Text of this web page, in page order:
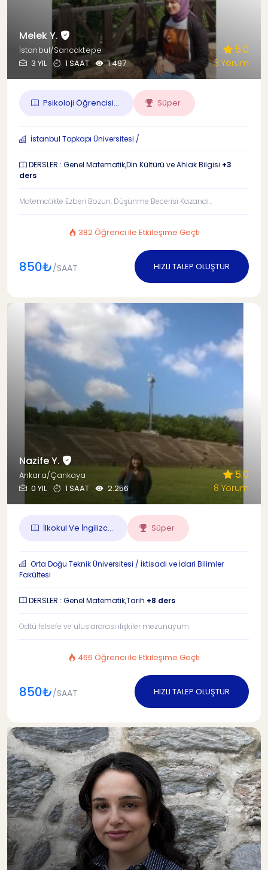
Melek Y.
İstanbul/Sancaktepe
3 YIL
1 SAAT 1.497
5.0
3 Yorum
Psikoloji Öğrencisi... Süper
İstanbul Topkapı Üniversitesi /
DERSLER : Genel Matematik,Din Kültürü ve Ahlak Bilgisi +3
ders
Matematikte Ezberi Bozun: Düşünme Becerisi Kazandı...
382 Öğrenci ile Etkileşime Geçti
850₺/SAAT HIZLI TALEP OLUŞTUR
Nazife Y.
Ankara/Çankaya
0 YIL
1 SAAT 2.256
5.0
8 Yorum
İlkokul Ve İngilizc... Süper
Orta Doğu Teknik Üniversitesi / İktisadi ve İdari Bilimler
Fakültesi
DERSLER : Genel Matematik,Tarih +8 ders
Odtü felsefe ve uluslararası ilişkiler mezunuyum.
466 Öğrenci ile Etkileşime Geçti
850₺/SAAT HIZLI TALEP OLUŞTUR